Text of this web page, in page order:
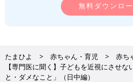
無料ダウンロ
たまひよ 赤ちゃん・育児
赤ち
【専門医に聞く】子どもを近視にさせな
と・ダメなこと」（日中編）